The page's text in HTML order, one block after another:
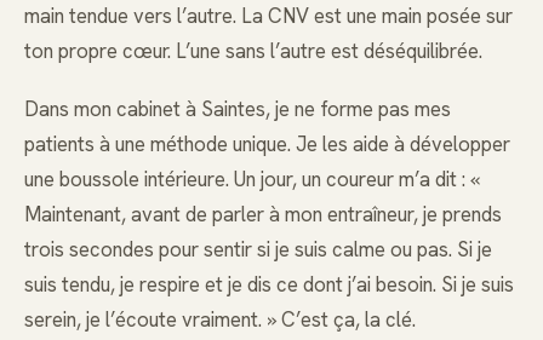
main tendue vers l’autre. La CNV est une main posée sur
ton propre cœur. L’une sans l’autre est déséquilibrée.
Dans mon cabinet à Saintes, je ne forme pas mes
patients à une méthode unique. Je les aide à développer
une boussole intérieure. Un jour, un coureur m’a dit : «
Maintenant, avant de parler à mon entraîneur, je prends
trois secondes pour sentir si je suis calme ou pas. Si je
suis tendu, je respire et je dis ce dont j’ai besoin. Si je suis
serein, je l’écoute vraiment. » C’est ça, la clé.